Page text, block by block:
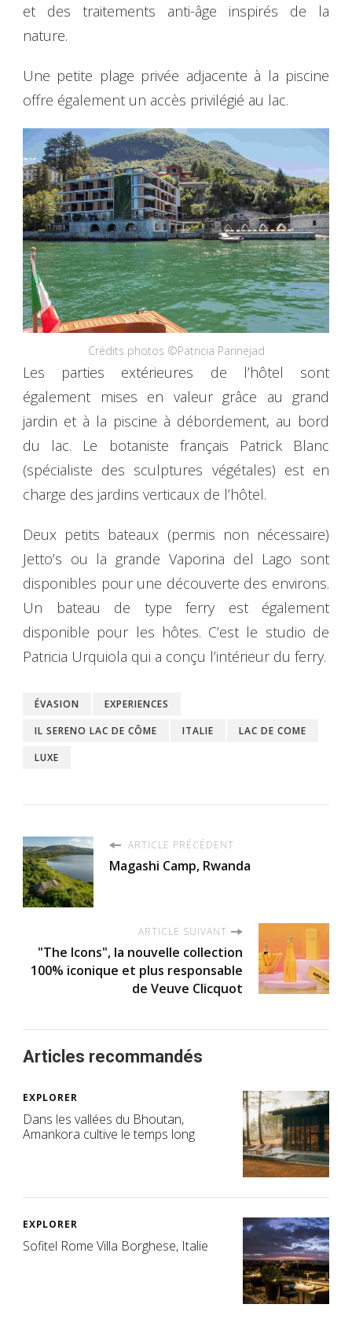
et des traitements anti-âge inspirés de la
nature.
Une petite plage privée adjacente à la piscine
offre également un accès privilégié au lac.
Crédits photos ©Patricia Parinejad
Les parties extérieures de l’hôtel sont
également mises en valeur grâce au grand
jardin et à la piscine à débordement, au bord
du lac. Le botaniste français Patrick Blanc
(spécialiste des sculptures végétales) est en
charge des jardins verticaux de l’hôtel.
Deux petits bateaux (permis non nécessaire)
Jetto’s ou la grande Vaporina del Lago sont
disponibles pour une découverte des environs.
Un bateau de type ferry est également
disponible pour les hôtes. C’est le studio de
Patricia Urquiola qui a conçu l’intérieur du ferry.
ÉVASION
EXPERIENCES
IL SERENO LAC DE CÔME
ITALIE
LAC DE COME
LUXE
ARTICLE PRÉCÉDENT
Magashi Camp, Rwanda
ARTICLE SUIVANT
"The Icons", la nouvelle collection
100% iconique et plus responsable
de Veuve Clicquot
Articles recommandés
EXPLORER
Dans les vallées du Bhoutan,
Amankora cultive le temps long
EXPLORER
Sofitel Rome Villa Borghese, Italie